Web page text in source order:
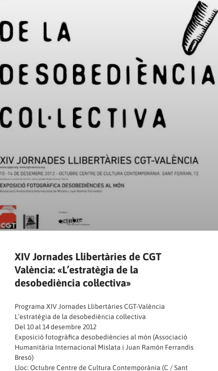
XIV Jornades Llibertàries de CGT
València: «L’estratègia de la
desobediència col·lectiva»
Programa XIV Jornades Llibertàries CGT-València
L’estratègia de la desobediència col·lectiva
Del 10 al 14 desembre 2012
Exposició fotogràfica desobediències al món (Associació
Humanitària Internacional Mislata i Juan Ramón Ferrandis
Bresó)
Lloc: Octubre Centre de Cultura Contemporània (C / Sant